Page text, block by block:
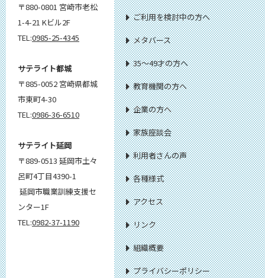
〒880-0801 宮崎市老松
1-4-21 Kビル2F
TEL:0985-25-4345
サテライト都城
〒885-0052 宮崎県都城
市東町4-30
TEL:0986-36-6510
サテライト延岡
〒889-0513 延岡市土々
呂町4丁目4390-1
延岡市職業訓練支援セ
ンター1F
TEL:0982-37-1190
ご利用を検討中の方へ
メタバース
35～49才の方へ
教育機関の方へ
企業の方へ
家族座談会
利用者さんの声
各種様式
アクセス
リンク
組織概要
プライバシーポリシー